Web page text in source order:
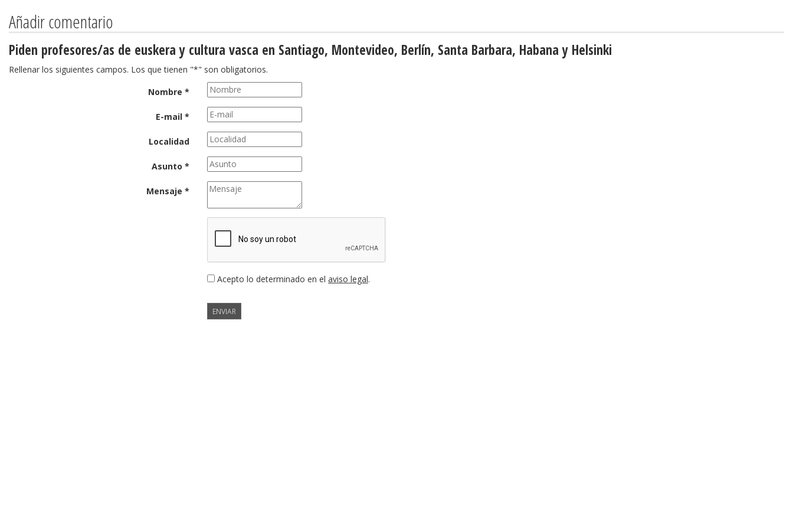
Añadir comentario
Piden profesores/as de euskera y cultura vasca en Santiago, Montevideo, Berlín, Santa Barbara, Habana y Helsinki
Rellenar los siguientes campos. Los que tienen "*" son obligatorios.
Nombre *
E-mail *
Localidad
Asunto *
Mensaje *
Acepto lo determinado en el aviso legal.
ENVIAR